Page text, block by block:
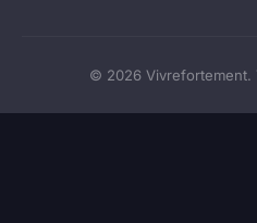
© 2026 Vivrefortement.